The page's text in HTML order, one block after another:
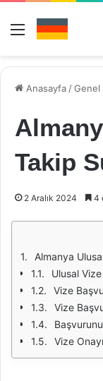
Menü
Anasayfa /Genel
Takip
2 Aralık 2024 4
Almanya
Ulusal
Vize
Vize
Vize